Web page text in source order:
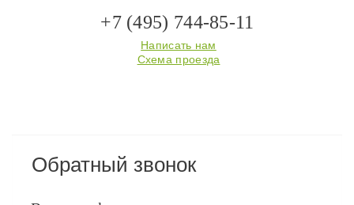
+7 (495) 744-85-11
Написать нам
Схема проезда
Обратный звонок